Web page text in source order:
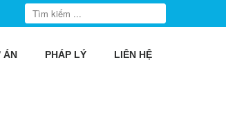
ÁN PHÁP LÝ LIÊN HỆ